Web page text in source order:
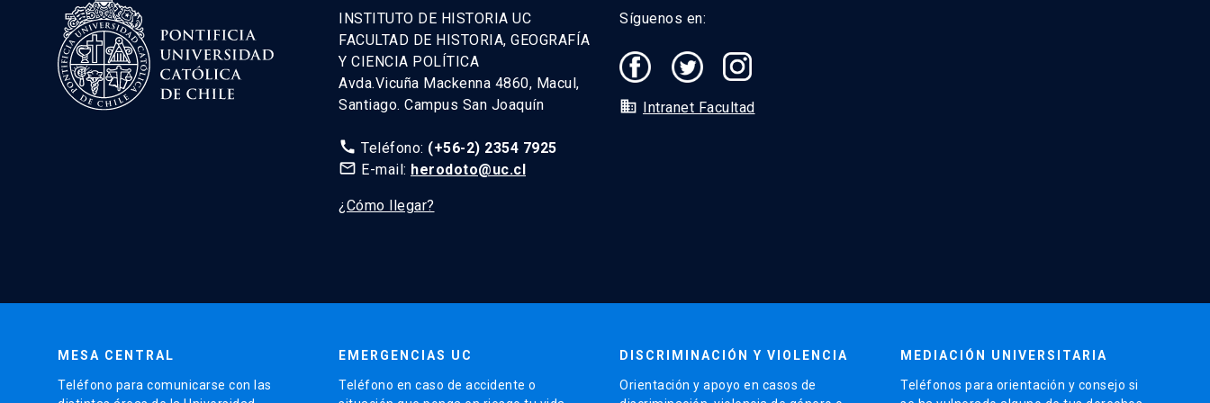
INSTITUTO DE HISTORIA UC
FACULTAD DE HISTORIA, GEOGRAFÍA
Y CIENCIA POLÍTICA
Avda.Vicuña Mackenna 4860, Macul,
Santiago. Campus San Joaquín
call Teléfono: (+56-2) 2354 7925
mail_outline E-mail: herodoto@uc.cl
¿Cómo llegar?
Síguenos en:
domain Intranet Facultad
MESA CENTRAL
Teléfono para comunicarse con las
EMERGENCIAS UC
Teléfono en caso de accidente o
DISCRIMINACIÓN Y VIOLENCIA
Orientación y apoyo en casos de
MEDIACIÓN UNIVERSITARIA
Teléfonos para orientación y consejo si